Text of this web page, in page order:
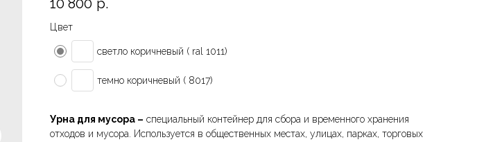
10 800 р.
Цвет
светло коричневый ( ral 1011)
темно коричневый ( 8017)
Урна для мусора – специальный контейнер для сбора и временного хранения
отходов и мусора. Используется в общественных местах, улицах, парках, торговых